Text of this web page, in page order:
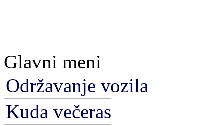
Glavni meni
Održavanje vozila
Kuda večeras